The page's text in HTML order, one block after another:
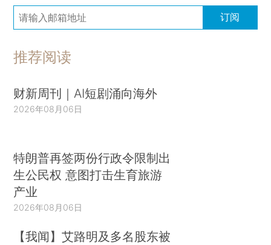
订阅
推荐阅读
财新周刊｜AI短剧涌向海外
2026年08月06日
特朗普再签两份行政令限制出
生公民权 意图打击生育旅游
产业
2026年08月06日
【我闻】艾路明及多名股东被